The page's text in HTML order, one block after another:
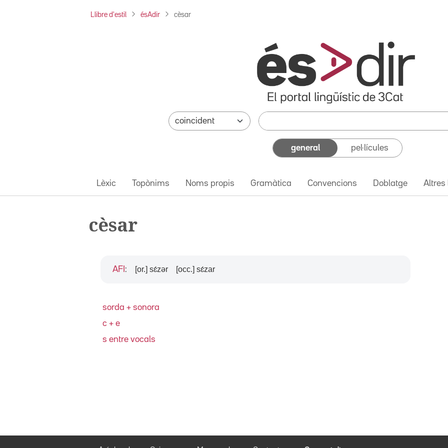
Llibre d'estil ésAdir cèsar
general pel·lícules
Lèxic Topònims Noms propis Gramàtica Convencions Doblatge Altres
cèsar
AFI : [or.] sɛ́zər [occ.] sɛ́zar
sorda + sonora
c + e
s entre vocals